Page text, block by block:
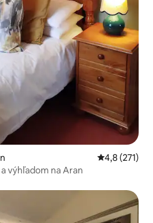
Priemerné
4,8 (271)
výhľadom na Aran